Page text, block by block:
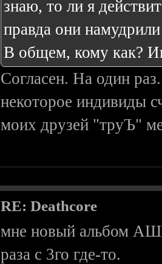
знаю, то ли я
правда они
В общем, кому как?
Согласен. На один
некоторое индивиды
моих друзей "труЪ"
RE: Deathcore
мне новый альбом
раза с 3го где-то.